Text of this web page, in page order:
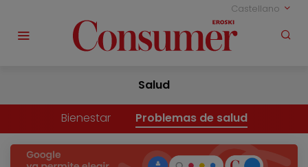
Castellano
Salud
Bienestar Problemas de salud